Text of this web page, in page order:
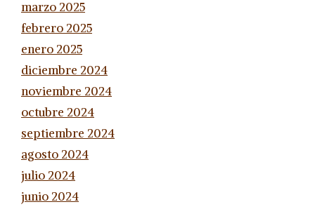
marzo 2025
febrero 2025
enero 2025
diciembre 2024
noviembre 2024
octubre 2024
septiembre 2024
agosto 2024
julio 2024
junio 2024